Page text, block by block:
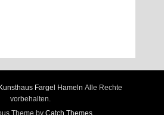
Kunsthaus Fargel Hameln Alle Rechte
vorbehalten.
Theme by Catch Themes